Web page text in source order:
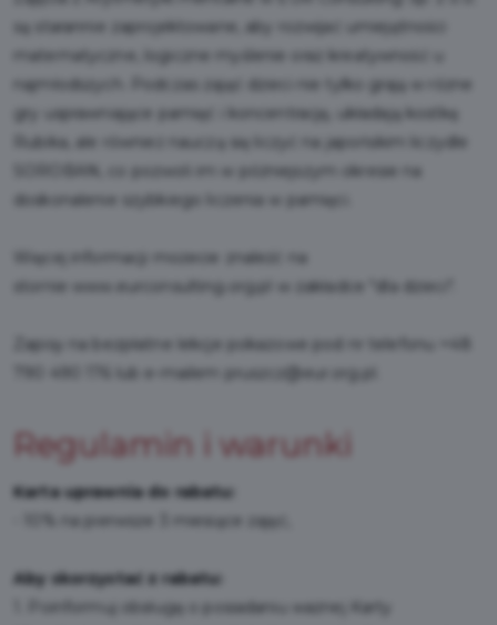
są starannie zaprojektowane, aby rozwijać umiejętności
matematyczne, logiczne myślenie oraz kreatywność u
najmłodszych. Podczas zajęć dzieci nie tylko grają w różne
gry usprawniające pamięć i koncentrację, układają kostkę
Rubika, ale również nauczą się liczyć na japońskim liczydle
SOROBAN, co pozwoli im w późniejszym okresie na
doskonalenie szybkiego liczenia w pamięci.
Więcej informacji możecie znaleźć na
stornie
www.eurconsulting.org.pl w zakładce " dla dzieci
Zapisy na bezpłatne lekcje pokazowe pod nr telefonu
lub e-mailem
Regulamin i warunki
Karta uprawnia do rabatu:
- 10% na pierwsze 3 miesiące zajęć,
Aby skorzystać z rabatu:
1. Poinformuj obsługę o posiadaniu ważnej Karty